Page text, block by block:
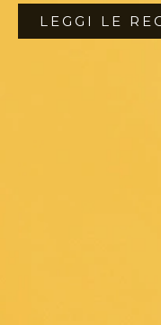
LEGGI LE